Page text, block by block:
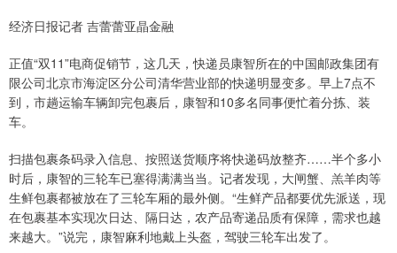
经济日报记者 吉蕾蕾亚晶金融
正值“双11”电商促销节，这几天，快递员康智所在的中国邮政集团有
限公司北京市海淀区分公司清华营业部的快递明显变多。早上7点不
到，市趟运输车辆卸完包裹后，康智和10多名同事便忙着分拣、装
车。
扫描包裹条码录入信息、按照送货顺序将快递码放整齐……半个多小
时后，康智的三轮车已塞得满满当当。记者发现，大闸蟹、羔羊肉等
生鲜包裹都被放在了三轮车厢的最外侧。“生鲜产品都要优先派送，现
在包裹基本实现次日达、隔日达，农产品寄递品质有保障，需求也越
来越大。”说完，康智麻利地戴上头盔，驾驶三轮车出发了。